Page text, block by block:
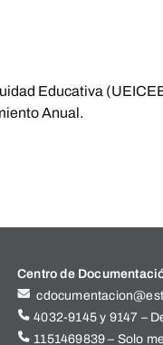
Educativa
Anual.
Centro de
4032-9145 y 9147 –
1151469839 – Solo